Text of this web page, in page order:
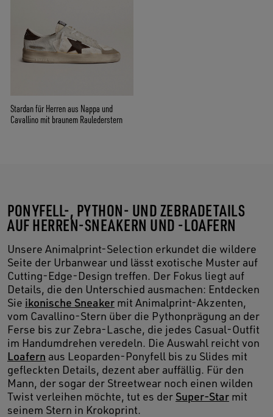
Stardan für Herren aus Nappa und
Cavallino mit braunem Raulederstern
PONYFELL-, PYTHON- UND ZEBRADETAILS
AUF HERREN-SNEAKERN UND -LOAFERN
Unsere Animalprint-Selection erkundet die wildere
Seite der Urbanwear und lässt exotische Muster auf
Cutting-Edge-Design treffen. Der Fokus liegt auf
Details, die den Unterschied ausmachen: Entdecken
Sie ikonische Sneaker mit Animalprint-Akzenten,
vom Cavallino-Stern über die Pythonprägung an der
Ferse bis zur Zebra-Lasche, die jedes Casual-Outfit
im Handumdrehen veredeln. Die Auswahl reicht von
Loafern aus Leoparden-Ponyfell bis zu Slides mit
gefleckten Details, dezent aber auffällig. Für den
Mann, der sogar der Streetwear noch einen wilden
Twist verleihen möchte, tut es der Super-Star mit
seinem Stern in Krokoprint.